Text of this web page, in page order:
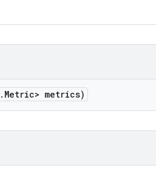
. Metric> metrics)